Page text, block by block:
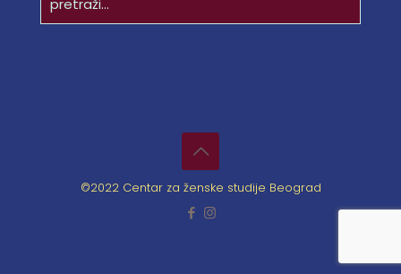
©2022 Centar za ženske studije Beograd